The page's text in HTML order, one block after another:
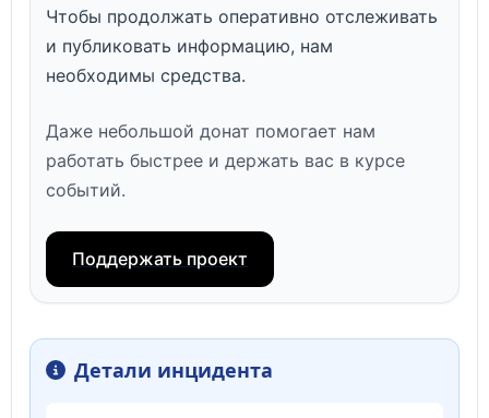
Чтобы продолжать оперативно отслеживать
и публиковать информацию, нам
необходимы средства.
Даже небольшой донат помогает нам
работать быстрее и держать вас в курсе
событий.
Поддержать проект
Детали инцидента